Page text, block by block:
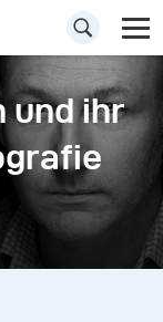
und ihr